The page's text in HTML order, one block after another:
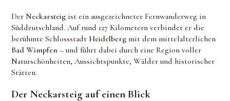
DerNeckarsteig ist ein ausgezeichneter Fernwanderweg in
Süddeutschland. Auf rund 127 Kilometern verbindet er die
berühmte Schlossstadt Heidelberg mit dem mittelalterlichen
Bad Wimpfen – und führt dabei durch eine Region voller
Naturschönheiten, Aussichtspunkte, Wälder und historischer
Stätten.
Der Neckarsteig auf einen Blick